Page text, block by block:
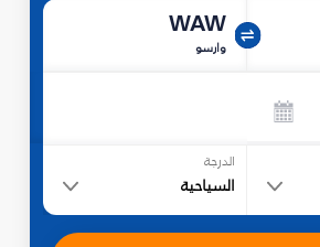
WAW
وارسو
الدرجة
السياحية